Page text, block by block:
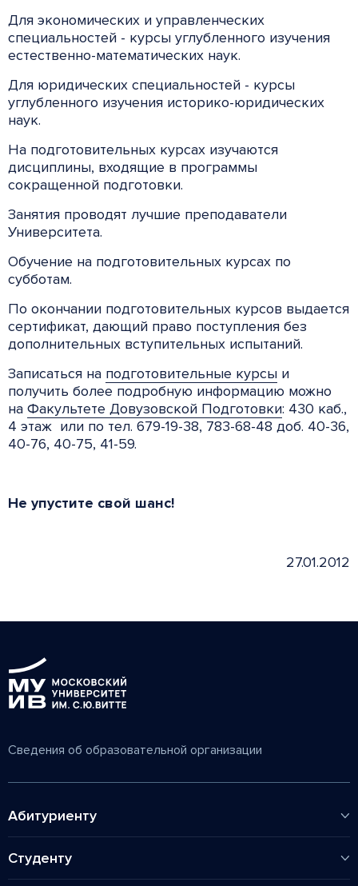
Для экономических и управленческих
специальностей - курсы углубленного изучения
естественно-математических наук.
Для юридических специальностей - курсы
углубленного изучения историко-юридических
наук.
На подготовительных курсах изучаются
дисциплины, входящие в программы
сокращенной подготовки.
Занятия проводят лучшие преподаватели
Университета.
Обучение на подготовительных курсах по
субботам.
По окончании подготовительных курсов выдается
сертификат, дающий право поступления без
дополнительных вступительных испытаний.
Записаться на под­го­то­ви­тель­ные курсы и
получить более подробную информацию можно
на Факультете Довузовской Подготовки: 430 каб.,
4 этаж или по тел. 679-19-38, 783-68-48 доб. 40-36,
40-76, 40-75, 41-59.
Не упустите свой шанс!
27.01.2012
Сведения об образовательной организации
Абитуриенту
Высшее
Студенту